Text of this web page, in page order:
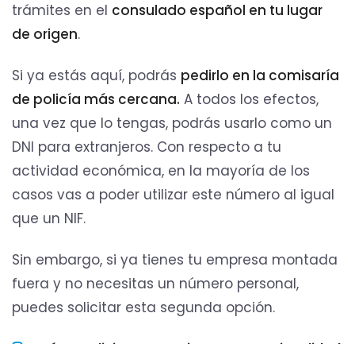
trámites en el consulado español en tu lugar
de origen.
Si ya estás aquí, podrás pedirlo en la comisaría
de policía más cercana. A todos los efectos,
una vez que lo tengas, podrás usarlo como un
DNI para extranjeros. Con respecto a tu
actividad económica, en la mayoría de los
casos vas a poder utilizar este número al igual
que un NIF.
Sin embargo, si ya tienes tu empresa montada
fuera y no necesitas un número personal,
puedes solicitar esta segunda opción.